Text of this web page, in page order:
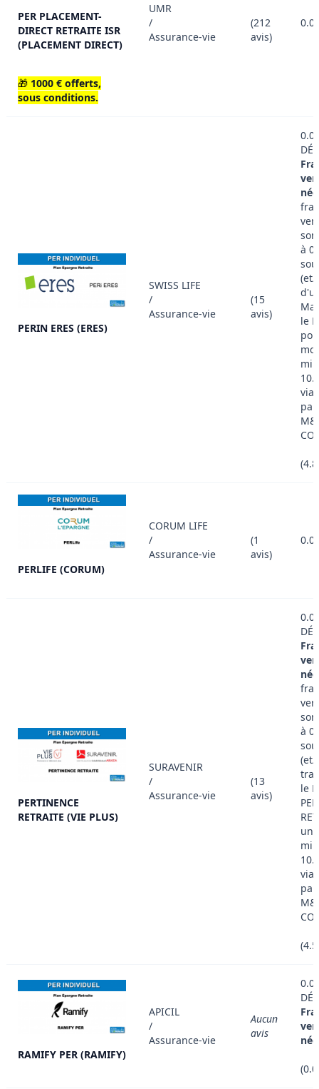
PER PLACEMENT-
DIRECT RETRAITE ISR
(PLACEMENT DIRECT)
🎁 1000 € offerts,
sous conditions.
UMR
/
Assurance-vie
(212
avis)
PERIN ERES (ERES)
SWISS LIFE
/
Assurance-vie
(15
avis)
à
le
via
PERLIFE (CORUM)
CORUM LIFE
/
Assurance-vie
(1
avis)
PERTINENCE
RETRAITE (VIE PLUS)
SURAVENIR
/
Assurance-vie
(13
avis)
à
(et/
le
un
via
RAMIFY PER (RAMIFY)
APICIL
/
Assurance-vie
Aucun
avis